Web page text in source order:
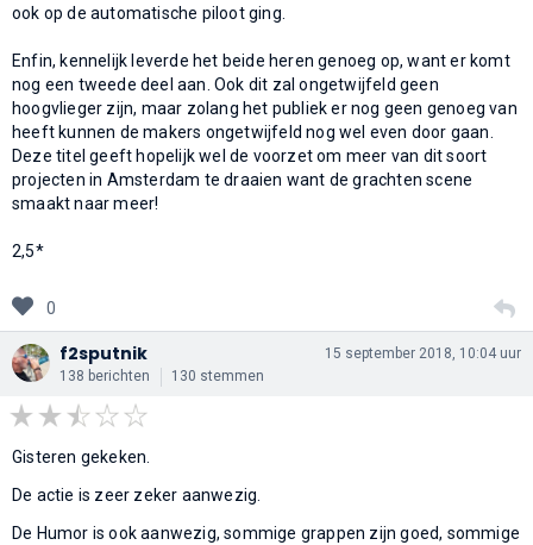
ook op de automatische piloot ging.
Enfin, kennelijk leverde het beide heren genoeg op, want er komt
nog een tweede deel aan. Ook dit zal ongetwijfeld geen
hoogvlieger zijn, maar zolang het publiek er nog geen genoeg van
heeft kunnen de makers ongetwijfeld nog wel even door gaan.
Deze titel geeft hopelijk wel de voorzet om meer van dit soort
projecten in Amsterdam te draaien want de grachten scene
smaakt naar meer!
2,5*
0
f2sputnik
138 berichten 130 stemmen
15 september 2018, 10:04 uur
Gisteren gekeken.
De actie is zeer zeker aanwezig.
De Humor is ook aanwezig, sommige grappen zijn goed, sommige